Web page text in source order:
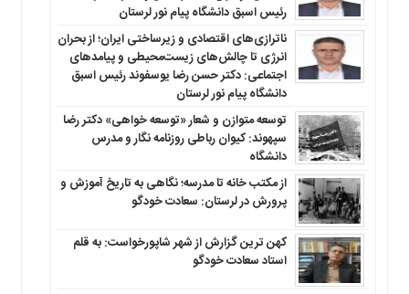
رئیس اسبق دانشگاه پیام نور لرستان
ناترازی‌های اقتصادی و زیرساختی ایران؛ از بحران
انرژی تا چالش‌های زیست‌محیطی و پیامدهای
اجتماعی: دکتر حسن رضا یوسفوند رئیس اسبق
دانشگاه پیام نور لرستان
توسعه متوازن و شعار «توسعه خواهی» دکتر رضا
سپهوند: کیوان رباطی روزنامه نگار و مدرس
دانشگاه
از مکتب خانه تا مدرسه؛ نگاهی به تاریخ آموزش و
پرورش در لرستان: سعادت خودگو
کهن ترین گزارش از شهر شاپورخواست: به قلم
استاد سعادت خودگو